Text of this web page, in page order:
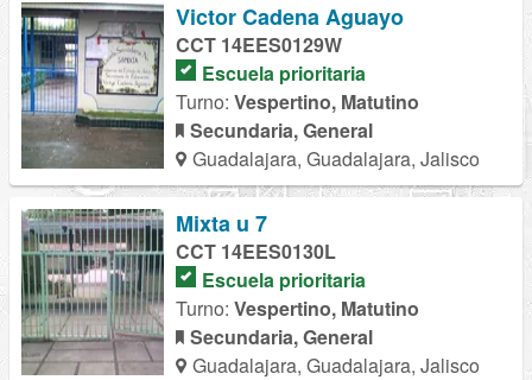
Victor Cadena Aguayo
CCT 14EES0129W
Escuela prioritaria
Turno: Vespertino, Matutino
Secundaria, General
Guadalajara, Guadalajara, Jalisco
Mixta u 7
CCT 14EES0130L
Escuela prioritaria
Turno: Vespertino, Matutino
Secundaria, General
Guadalajara, Guadalajara, Jalisco